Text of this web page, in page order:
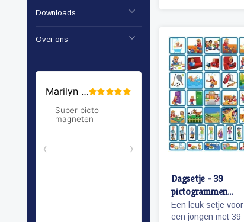
Downloads
Over ons
planning.
Dagsetje - 39
pictogrammen
(jongen)
Een leuk setje voor
een jongen met 39